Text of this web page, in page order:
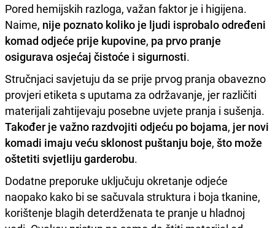
Pored hemijskih razloga, važan faktor je i higijena.
Naime, nije poznato koliko je ljudi isprobalo određeni
komad odjeće prije kupovine, pa prvo pranje
osigurava osjećaj čistoće i sigurnosti.
Stručnjaci savjetuju da se prije prvog pranja obavezno
provjeri etiketa s uputama za održavanje, jer različiti
materijali zahtijevaju posebne uvjete pranja i sušenja.
Također je važno razdvojiti odjeću po bojama, jer novi
komadi imaju veću sklonost puštanju boje, što može
oštetiti svjetliju garderobu.
Dodatne preporuke uključuju okretanje odjeće
naopako kako bi se sačuvala struktura i boja tkanine,
korištenje blagih deterdženata te pranje u hladnoj